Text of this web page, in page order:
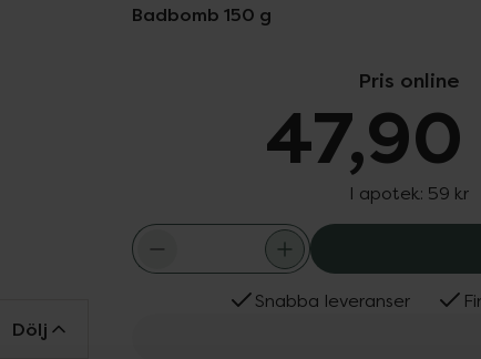
Badbomb 150 g
Pris online
I apotek: 59 kr
Snabba leveranser
Dölj